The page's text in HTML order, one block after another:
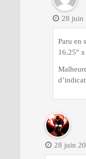
28 juin
Paru en
16.25″
28 juin